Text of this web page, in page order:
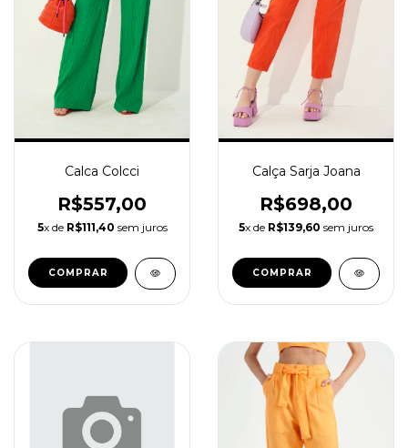
Calca Colcci
R$557,00
5x de R$111,40 sem juros
COMPRAR
Calça Sarja Joana
R$698,00
5x de R$139,60 sem juros
COMPRAR